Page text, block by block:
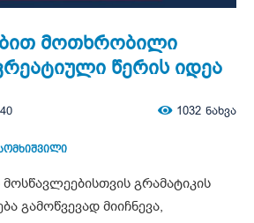
მოთხრობილი
წერის იდეა
1032 ნახვა
გრამატიკის
გამოწვევად მიიჩნევა,